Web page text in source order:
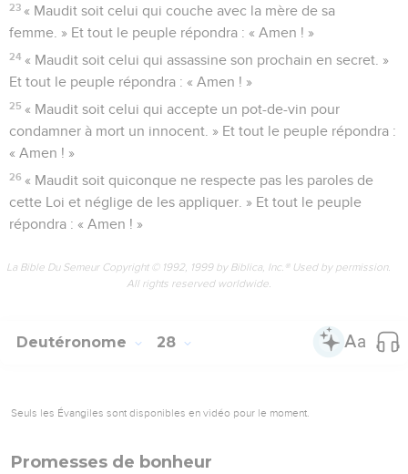
23 « Maudit soit celui qui couche avec la mère de sa
femme. » Et tout le peuple répondra : « Amen ! »
24 « Maudit soit celui qui assassine son prochain en secret. »
Et tout le peuple répondra : « Amen ! »
25 « Maudit soit celui qui accepte un pot-de-vin pour
condamner à mort un innocent. » Et tout le peuple répondra :
« Amen ! »
26 « Maudit soit quiconque ne respecte pas les paroles de
cette Loi et néglige de les appliquer. » Et tout le peuple
répondra : « Amen ! »
La Bible Du Semeur Copyright © 1992, 1999 by Biblica, Inc.® Used by permission.
All rights reserved worldwide.
Deutéronome 28
Seuls les Évangiles sont disponibles en vidéo pour le moment.
Promesses de bonheur